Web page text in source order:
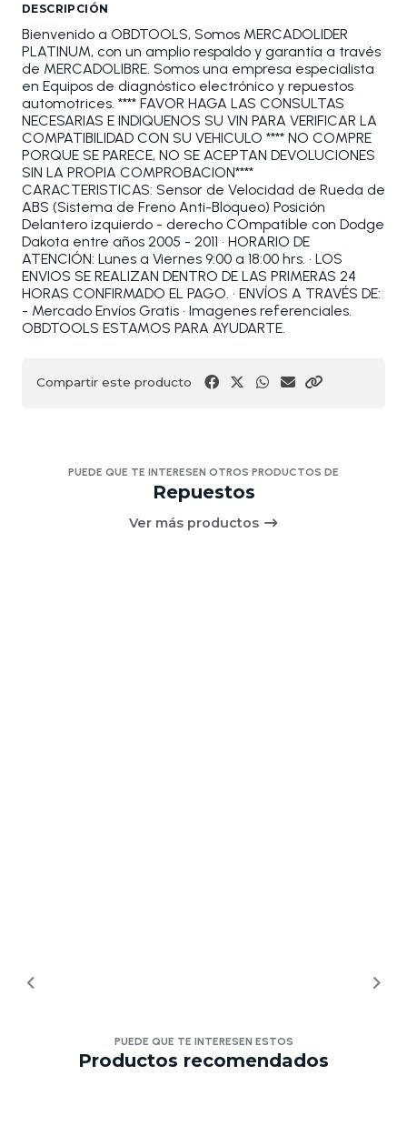
DESCRIPCIÓN
Bienvenido a OBDTOOLS, Somos MERCADOLIDER
PLATINUM, con un amplio respaldo y garantía a través
de MERCADOLIBRE. Somos una empresa especialista
en Equipos de diagnóstico electrónico y repuestos
automotrices. **** FAVOR HAGA LAS CONSULTAS
NECESARIAS E INDIQUENOS SU VIN PARA VERIFICAR LA
COMPATIBILIDAD CON SU VEHICULO **** NO COMPRE
PORQUE SE PARECE, NO SE ACEPTAN DEVOLUCIONES
SIN LA PROPIA COMPROBACION****
CARACTERISTICAS: Sensor de Velocidad de Rueda de
ABS (Sistema de Freno Anti-Bloqueo) Posición
Delantero izquierdo - derecho COmpatible con Dodge
Dakota entre años 2005 - 2011 • HORARIO DE
ATENCIÓN: Lunes a Viernes 9:00 a 18:00 hrs. • LOS
ENVIOS SE REALIZAN DENTRO DE LAS PRIMERAS 24
HORAS CONFIRMADO EL PAGO. • ENVÍOS A TRAVÉS DE:
- Mercado Envíos Gratis • Imagenes referenciales.
OBDTOOLS ESTAMOS PARA AYUDARTE.
Compartir este producto
PUEDE QUE TE INTERESEN OTROS PRODUCTOS DE
Repuestos
Ver más productos
PUEDE QUE TE INTERESEN ESTOS
Productos recomendados